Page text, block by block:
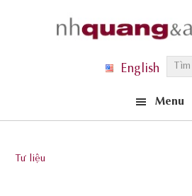
m
English
Menu
Tư liệu